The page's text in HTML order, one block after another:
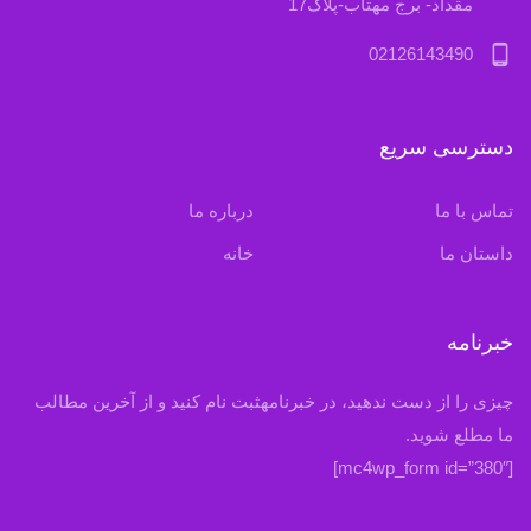
phone_android
02126143490
دسترسی سریع
تماس با ما درباره ما
داستان ما خانه
خبرنامه
چیزی را از دست ندهید، در خبرنامهثبت نام کنید و از آخرین مطالب
ما مطلع شوید.
[mc4wp_form id=”380″]